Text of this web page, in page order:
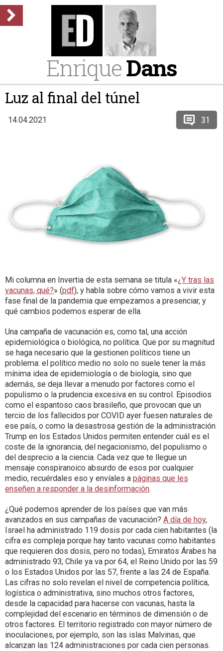
EnriqueDans
Luz al final del túnel
14.04.2021 31
Mi columna en Invertia de esta semana se titula «¿Y tras las
vacunas, qué?» (pdf), y habla sobre cómo vamos a vivir esta
fase final de la pandemia que empezamos a presenciar, y
qué cambios podemos esperar de ella.
Una campaña de vacunación es, como tal, una acción
epidemiológica o biológica, no política. Que por su magnitud
se haga necesario que la gestionen políticos tiene un
problema: el político medio no solo no suele tener la más
mínima idea de epidemiología o de biología, sino que
además, se deja llevar a menudo por factores como el
populismo o la prudencia excesiva en su control. Episodios
como el espantoso caos brasileño, que provocan que un
tercio de los fallecidos por COVID ayer fuesen naturales de
ese país, o como la desastrosa gestión de la administración
Trump en los Estados Unidos permiten entender cuál es el
coste de la ignorancia, del negacionismo, del populismo o
del desprecio a la ciencia. Cada vez que te llegue un
mensaje conspiranoico absurdo de esos por cualquier
medio, recuérdales eso y envíales a páginas que les
enseñen a responder a la desinformación.
¿Qué podemos aprender de los países que van más
avanzados en sus campañas de vacunación? A día de hoy,
Israel ha administrado 119 dosis por cada cien habitantes (la
cifra es compleja porque hay tanto vacunas como habitantes
que requieren dos dosis, pero no todas), Emiratos Árabes ha
administrado 93, Chile ya va por 64, el Reino Unido por las 59
o los Estados Unidos por las 57, frente a las 24 de España.
Las cifras no solo revelan el nivel de competencia política,
logística o administrativa, sino muchos otros factores,
desde la capacidad para hacerse con vacunas, hasta la
complejidad del escenario en términos de dimensión o de
otros factores. El territorio registrado con mayor número de
inoculaciones, por ejemplo, son las islas Malvinas, que
alcanzan las 124 administraciones por cada cien personas.